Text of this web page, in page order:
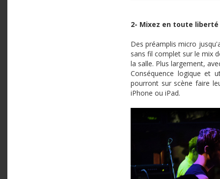
2- Mixez en toute liberté
Des préamplis micro
sans fil complet sur le mix
la salle. Plus largement,
Conséquence logique et
pourront sur scène faire
iPhone ou iPad.